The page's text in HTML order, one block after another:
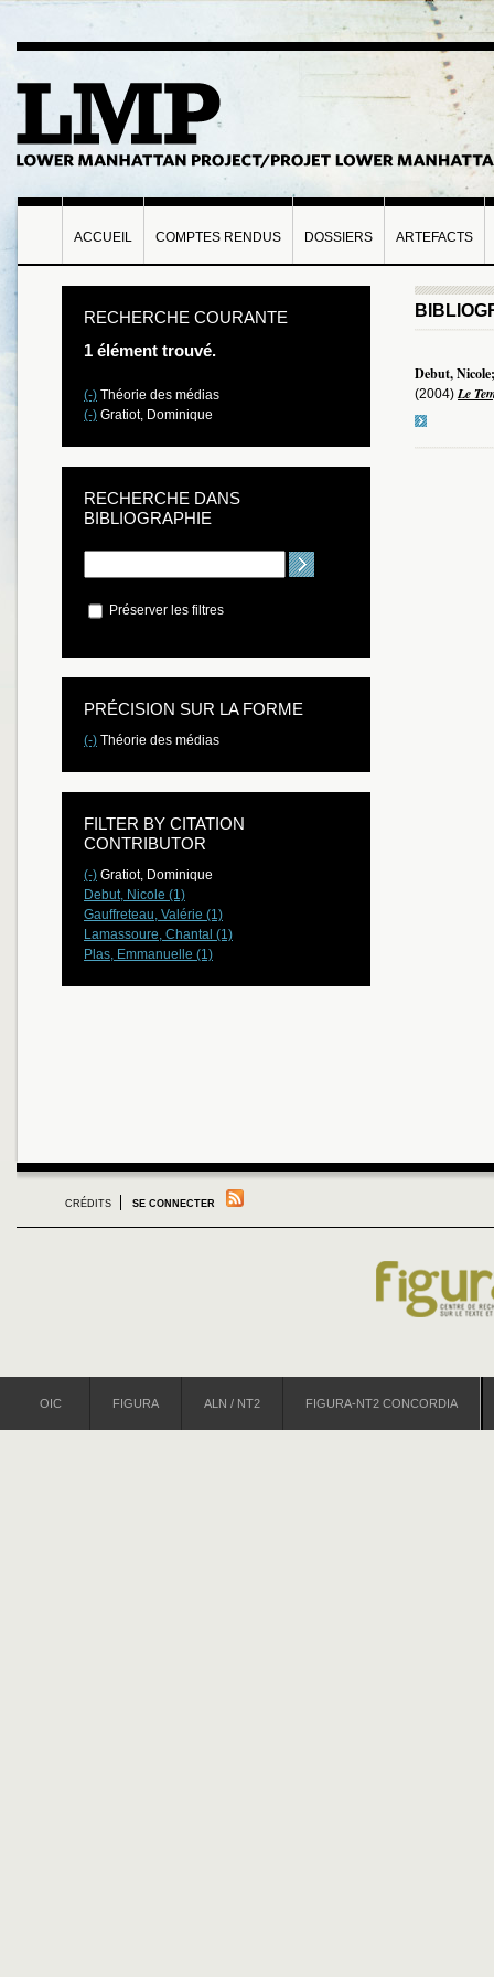
ACCUEIL COMPTES RENDUS DOSSIERS ARTEFACTS
Debut,
(2004) Le
RECHERCHE COURANTE
1 élément trouvé.
(-) Théorie des médias
(-) Gratiot, Dominique
RECHERCHE DANS
BIBLIOGRAPHIE
Préserver les filtres
PRÉCISION SUR LA FORME
(-) Théorie des médias
FILTER BY CITATION
CONTRIBUTOR
(-) Gratiot, Dominique
Debut, Nicole (1)
Gauffreteau, Valérie (1)
Lamassoure, Chantal (1)
Plas, Emmanuelle (1)
CRÉDITS SE CONNECTER
OIC FIGURA ALN / NT2 FIGURA-NT2 CONCORDIA